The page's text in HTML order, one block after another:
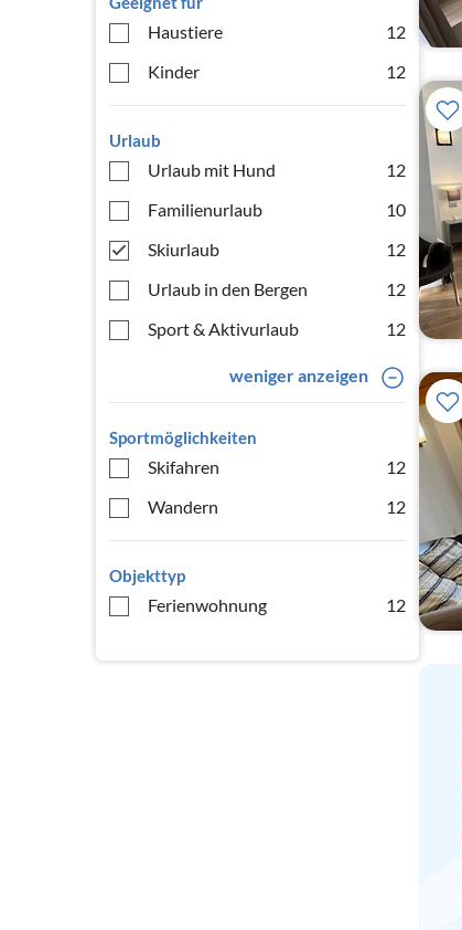
Haustiere
12
Kinder
12
Urlaub
Urlaub mit Hund
12
Familienurlaub
10
Skiurlaub
12
Urlaub in den Bergen
12
Sport & Aktivurlaub
12
weniger anzeigen
Sportmöglichkeiten
Skifahren
12
Wandern
12
Objekttyp
Ferienwohnung 12